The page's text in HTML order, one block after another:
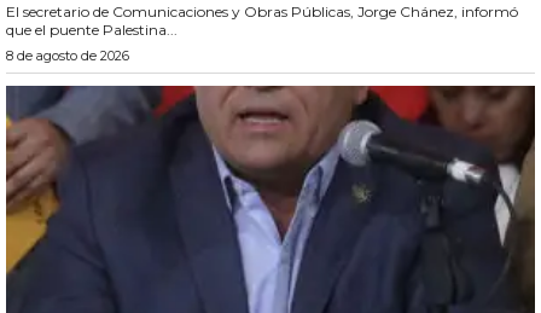
El secretario de Comunicaciones y Obras Públicas, Jorge Chánez, informó
que el puente Palestina...
8 de agosto de 2026